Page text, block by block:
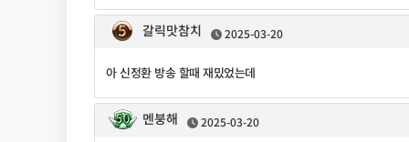
갈릭맛참치 2025-03-20
아 신정환 방송 할때 재밌었는데
멘붕해 2025-03-20